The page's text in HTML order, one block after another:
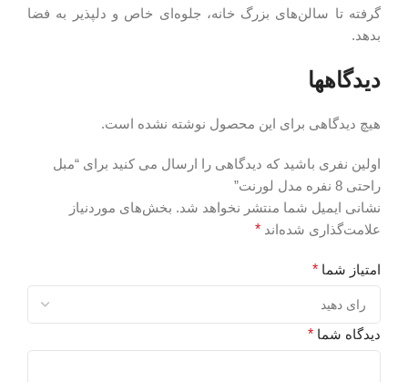
گرفته تا سالن‌های بزرگ خانه، جلوه‌ای خاص و دلپذیر به فضا
بدهد.
دیدگاهها
هیچ دیدگاهی برای این محصول نوشته نشده است.
اولین نفری باشید که دیدگاهی را ارسال می کنید برای “مبل
راحتی 8 نفره مدل لورنت”
نشانی ایمیل شما منتشر نخواهد شد. بخش‌های موردنیاز
علامت‌گذاری شده‌اند *
امتیاز شما *
دیدگاه شما *